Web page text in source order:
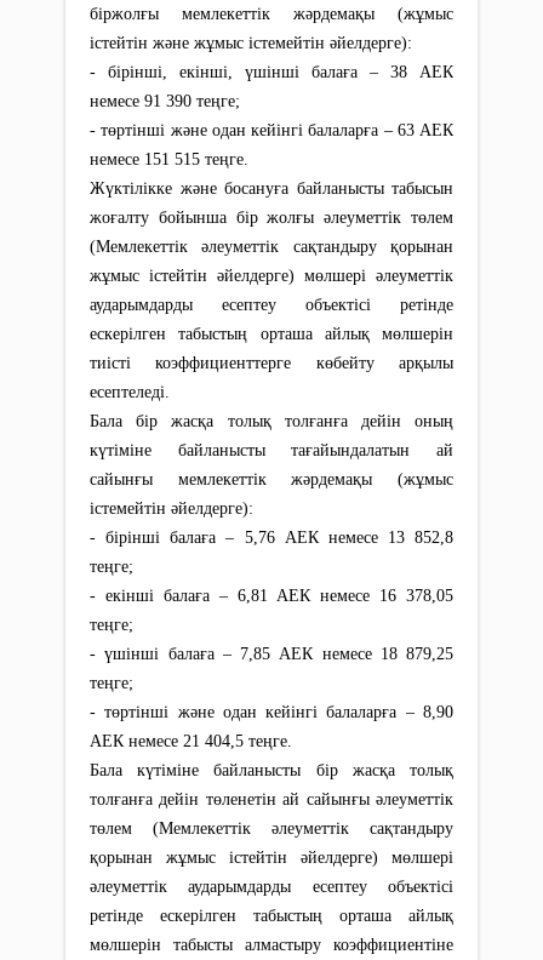
бiржолғы мемлекеттік жәрдемақы (жұмыс
істейтін және жұмыс істемейтін әйелдерге):
- бірінші, екінші, үшінші балаға – 38 АЕК
немесе 91 390 теңге;
- төртінші және одан кейінгі балаларға – 63 АЕК
немесе 151 515 теңге.
Жүктілікке және босануға байланысты табысын
жоғалту бойынша бір жолғы әлеуметтік төлем
(Мемлекеттік әлеуметтік сақтандыру қорынан
жұмыс істейтін әйелдерге) мөлшері әлеуметтік
аударымдарды есептеу объектісі ретінде
ескерілген табыстың орташа айлық мөлшерін
тиісті коэффициенттерге көбейту арқылы
есептеледі.
Бала бiр жасқа толық толғанға дейiн оның
күтiмiне байланысты тағайындалатын ай
сайынғы мемлекеттік жәрдемақы (жұмыс
істемейтін әйелдерге):
- бірінші балаға – 5,76 АЕК немесе 13 852,8
теңге;
- екінші балаға – 6,81 АЕК немесе 16 378,05
теңге;
- үшінші балаға – 7,85 АЕК немесе 18 879,25
теңге;
- төртінші және одан кейінгі балаларға – 8,90
АЕК немесе 21 404,5 теңге.
Бала күтіміне байланысты бiр жасқа толық
толғанға дейiн төленетін ай сайынғы әлеуметтік
төлем (Мемлекеттік әлеуметтік сақтандыру
қорынан жұмыс істейтін әйелдерге) мөлшері
әлеуметтік аударымдарды есептеу объектісі
ретінде ескерілген табыстың орташа айлық
мөлшерін табысты алмастыру коэффициентіне